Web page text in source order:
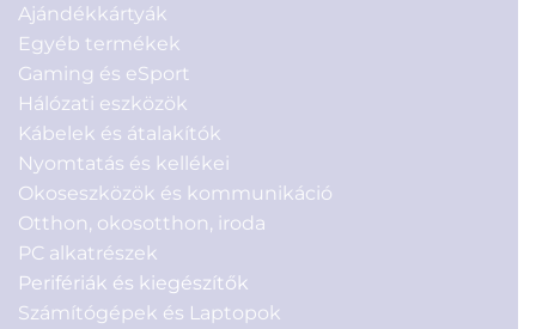
Ajándékkártyák
Egyéb termékek
Gaming és eSport
Hálózati eszközök
Kábelek és átalakítók
Nyomtatás és kellékei
Okoseszközök és kommunikáció
Otthon, okosotthon, iroda
PC alkatrészek
Perifériák és kiegészítők
Számítógépek és Laptopok